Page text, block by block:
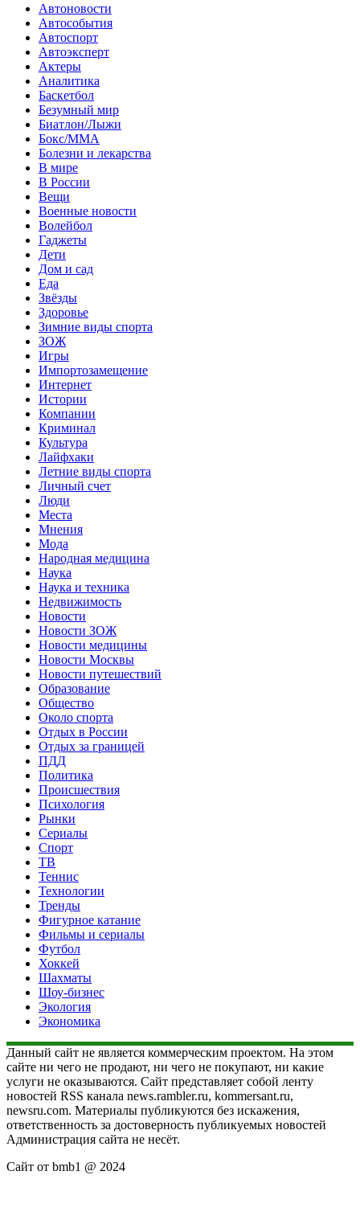
Автоновости
Автособытия
Автоспорт
Автоэксперт
Актеры
Аналитика
Баскетбол
Безумный мир
Биатлон/Лыжи
Бокс/MMA
Болезни и лекарства
В мире
В России
Вещи
Военные новости
Волейбол
Гаджеты
Дети
Дом и сад
Еда
Звёзды
Здоровье
Зимние виды спорта
ЗОЖ
Игры
Импортозамещение
Интернет
Истории
Компании
Криминал
Культура
Лайфхаки
Летние виды спорта
Личный счет
Люди
Места
Мнения
Мода
Народная медицина
Наука
Наука и техника
Недвижимость
Новости
Новости ЗОЖ
Новости медицины
Новости Москвы
Новости путешествий
Образование
Общество
Около спорта
Отдых в России
Отдых за границей
ПДД
Политика
Происшествия
Психология
Рынки
Сериалы
Спорт
ТВ
Теннис
Технологии
Тренды
Фигурное катание
Фильмы и сериалы
Футбол
Хоккей
Шахматы
Шоу-бизнес
Экология
Экономика
Данный сайт не является коммерческим проектом. На этом
сайте ни чего не продают, ни чего не покупают, ни какие
услуги не оказываются. Сайт представляет собой ленту
новостей RSS канала news.rambler.ru, kommersant.ru,
newsru.com. Материалы публикуются без искажения,
ответственность за достоверность публикуемых новостей
Администрация сайта не несёт.
Сайт от bmb1 @ 2024